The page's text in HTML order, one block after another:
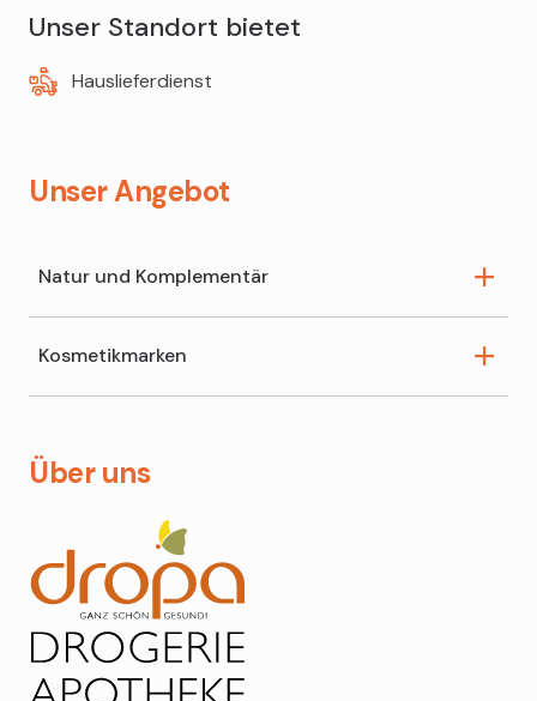
Unser Standort bietet
Hauslieferdienst
Unser Angebot
Natur und Komplementär
Dr. Schüssler Salze
Homöopathie
Teemischungen
Kosmetikmarken
La Roche Posay
Estée Lauder
Eucerin
Gerda Spillmann
Vichy
Louis Widmer
Clinique
Über uns